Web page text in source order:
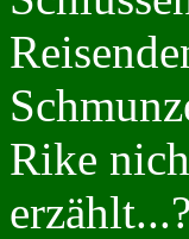
Rike
erzählt...?